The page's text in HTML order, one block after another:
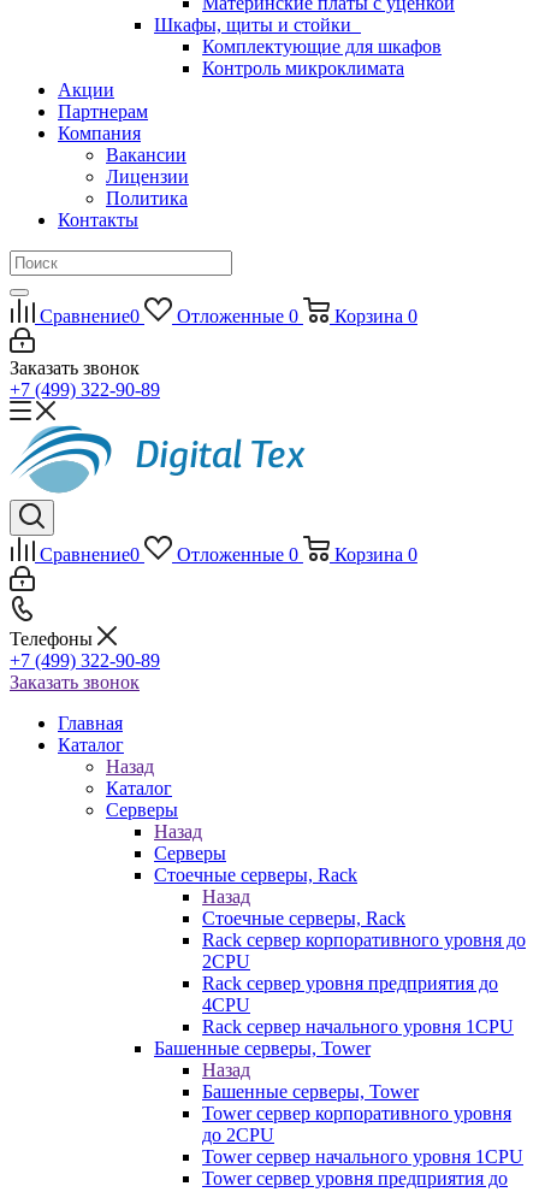
Шкафы, щиты и стойки
Комплектующие для шкафов
Контроль микроклимата
Акции
Партнерам
Компания
Вакансии
Лицензии
Политика
Контакты
Сравнение0 Отложенные 0 Корзина 0
Заказать звонок
+7 (499) 322-90-89
Сравнение0 Отложенные 0 Корзина 0
Телефоны
+7 (499) 322-90-89
Заказать звонок
Главная
Каталог
Назад
Каталог
Серверы
Назад
Серверы
Стоечные серверы, Rack
Назад
Стоечные серверы, Rack
Rack сервер корпоративного уровня до
2CPU
Rack сервер уровня предприятия до
4CPU
Rack сервер начального уровня 1CPU
Башенные серверы, Tower
Назад
Башенные серверы, Tower
Tower сервер корпоративного уровня
до 2CPU
Tower сервер начального уровня 1CPU
Tower сервер уровня предприятия до